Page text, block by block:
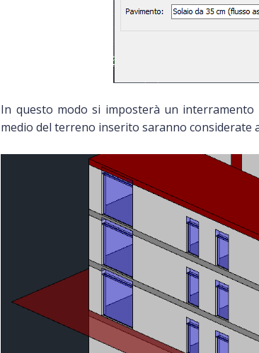
In questo modo si imposterà un
medio del terreno inserito saranno considerate